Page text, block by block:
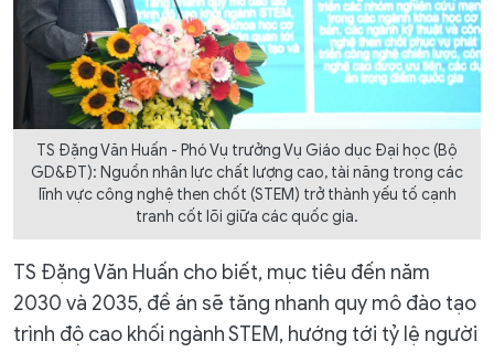
TS Đặng Văn Huấn - Phó Vụ trưởng Vụ Giáo dục Đại học (Bộ
GD&ĐT): Nguồn nhân lực chất lượng cao, tài năng trong các
lĩnh vực công nghệ then chốt (STEM) trở thành yếu tố cạnh
tranh cốt lõi giữa các quốc gia.
TS Đặng Văn Huấn cho biết, mục tiêu đến năm
2030 và 2035, đề án sẽ tăng nhanh quy mô đào tạo
trình độ cao khối ngành STEM, hướng tới tỷ lệ người